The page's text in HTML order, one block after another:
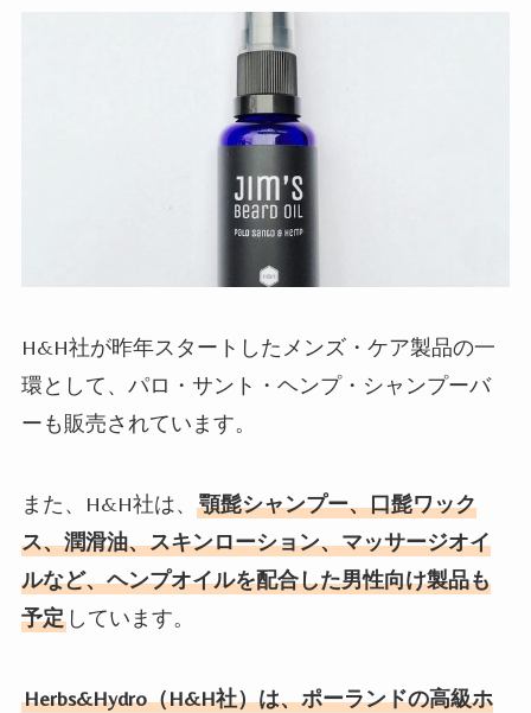
H&H社が昨年スタートしたメンズ・ケア製品の一
環として、パロ・サント・ヘンプ・シャンプーバ
ーも販売されています。
また、 H&H社は、 顎髭シャンプー、口髭ワック
ス、潤滑油、スキンローション、マッサージオイ
ルなど、ヘンプオイルを配合した男性向け製品も
予定しています。
Herbs&Hydro（H&H社）は、ポーランドの高級ホ